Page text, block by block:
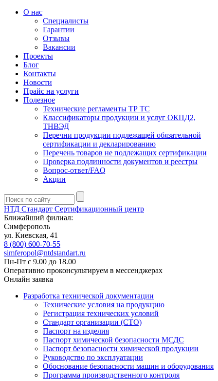
О нас
Специалисты
Гарантии
Отзывы
Вакансии
Проекты
Блог
Контакты
Новости
Прайс на услуги
Полезное
Технические регламенты ТР ТС
Классификаторы продукции и услуг ОКПД2,
ТНВЭД
Перечни продукции подлежащей обязательной
сертификации и декларированию
Перечень товаров не подлежащих сертификации
Проверка подлинности документов и реестры
Вопрос-ответ/FAQ
Акции
НТД Стандарт Сертификационный центр
Ближайший филиал:
Симферополь
ул. Киевская, 41
8 (800) 600-70-55
simferopol@ntdstandart.ru
Пн-Пт с 9.00 до 18.00
Оперативно проконсультируем в мессенджерах
Онлайн заявка
Разработка технической документации
Технические условия на продукцию
Регистрация технических условий
Стандарт организации (СТО)
Паспорт на изделия
Паспорт химической безопасности МСДС
Паспорт безопасности химической продукции
Руководство по эксплуатации
Обоснование безопасности машин и оборудования
Программа производственного контроля